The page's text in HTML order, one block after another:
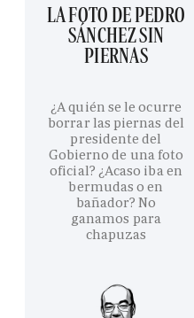
LA FOTO DE PEDRO
SÁNCHEZ SIN
PIERNAS
¿A quién se le ocurre
borrar las piernas del
presidente del
Gobierno de una foto
oficial? ¿Acaso iba en
bermudas o en
bañador? No
ganamos para
chapuzas